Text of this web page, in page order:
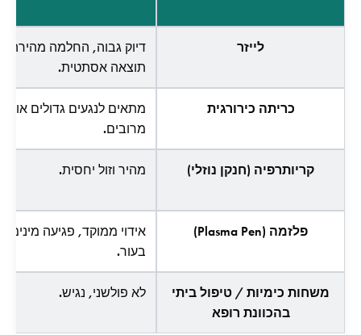
לייזר
דיוק גבוה, החלמה מהירה,
תוצאה אסתטית.
כריתה כירורגית
מתאים לנגעים גדולים או
מרובים.
קריותרפיה (חנקן נוזלי) מהיר וזול יחסית.
פלזמה (Plasma Pen)
אידוי ממוקד, פגיעה
בעור.
משחות כימיות / טיפול ביתי
בהכוונת רופא
לא פולשני, נגיש.